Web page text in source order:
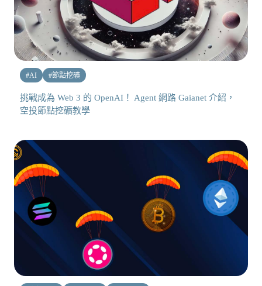
#AI #節點挖礦
挑戰成為 Web 3 的 OpenAI！ Agent 網路 Gaianet 介紹，
空投節點挖礦教學